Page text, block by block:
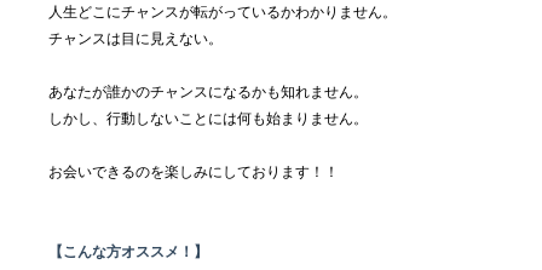
人生どこにチャンスが転がっているかわかりません。
チャンスは目に見えない。
あなたが誰かのチャンスになるかも知れません。
​しかし、行動しないことには何も始まりません。
​お会いできるのを楽しみにしております！！
【こんな方オススメ！】